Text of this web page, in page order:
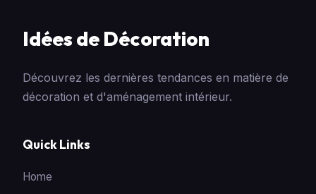
Idées de Décoration
Découvrez les dernières tendances en matière de
décoration et d'aménagement intérieur.
Quick Links
Home